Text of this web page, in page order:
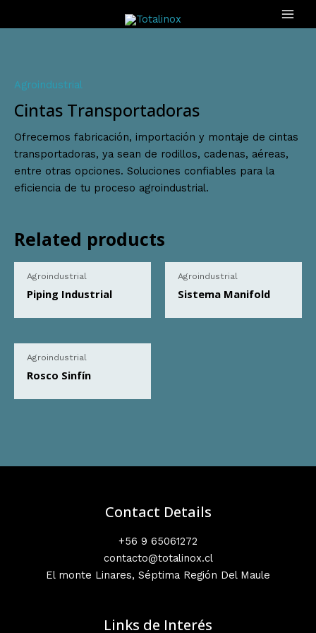
Agroindustrial
Cintas Transportadoras
Ofrecemos fabricación, importación y montaje de cintas
transportadoras, ya sean de rodillos, cadenas, aéreas,
entre otras opciones. Soluciones confiables para la
eficiencia de tu proceso agroindustrial.
Related products
Agroindustrial
Piping Industrial
Agroindustrial
Sistema Manifold
Agroindustrial
Rosco Sinfín
Contact Details
+56 9 65061272
contacto@totalinox.cl
El monte Linares, Séptima Región Del Maule
Links de Interés